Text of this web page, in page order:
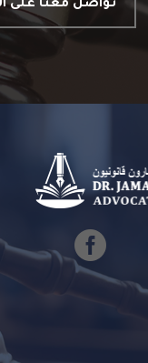
تواصل معنا على
